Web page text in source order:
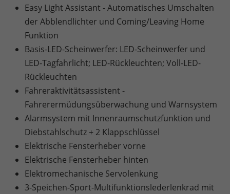
Easy Light Assistant - Automatisches Umschalten
der Abblendlichter und Coming/Leaving Home
Funktion
Basis-LED-Scheinwerfer: LED-Scheinwerfer und
LED-Tagfahrlicht; LED-Rückleuchten; Voll-LED-
Rückleuchten
Fahreraktivitätsassistent -
Fahrerermüdungsüberwachung und Warnsystem
Alarmsystem mit Innenraumschutzfunktion und
Diebstahlschutz + 2 Klappschlüssel
Elektrische Fensterheber vorne
Elektrische Fensterheber hinten
Elektromechanische Servolenkung
3-Speichen-Sport-Multifunktionslederlenkrad mit